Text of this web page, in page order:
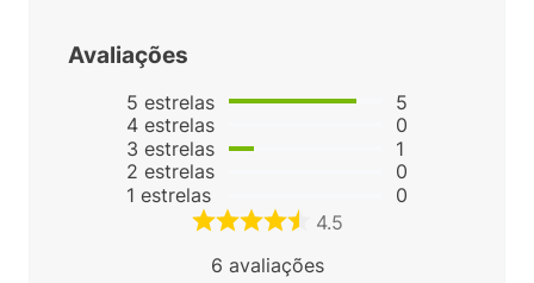
Avaliações
5 estrelas
4 estrelas
3 estrelas
2 estrelas
1 estrelas
5
0
1
0
0
4.5
6 avaliações